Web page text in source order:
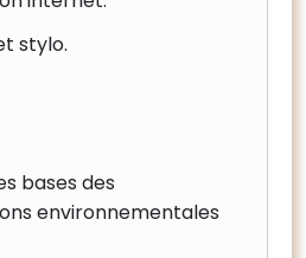
stylo.
bases des
environnementales